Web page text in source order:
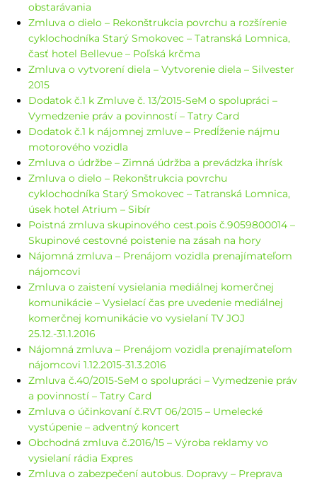
obstarávania
Zmluva o dielo – Rekonštrukcia povrchu a rozšírenie
cyklochodníka Starý Smokovec – Tatranská Lomnica,
časť hotel Bellevue – Poľská krčma
Zmluva o vytvorení diela – Vytvorenie diela – Silvester
2015
Dodatok č.1 k Zmluve č. 13/2015-SeM o spolupráci –
Vymedzenie práv a povinností – Tatry Card
Dodatok č.1 k nájomnej zmluve – Predĺženie nájmu
motorového vozidla
Zmluva o údržbe – Zimná údržba a prevádzka ihrísk
Zmluva o dielo – Rekonštrukcia povrchu
cyklochodníka Starý Smokovec – Tatranská Lomnica,
úsek hotel Atrium – Sibír
Poistná zmluva skupinového cest.pois č.9059800014 –
Skupinové cestovné poistenie na zásah na hory
Nájomná zmluva – Prenájom vozidla prenajímateľom
nájomcovi
Zmluva o zaistení vysielania mediálnej komerčnej
komunikácie – Vysielací čas pre uvedenie mediálnej
komerčnej komunikácie vo vysielaní TV JOJ
25.12.-31.1.2016
Nájomná zmluva – Prenájom vozidla prenajímateľom
nájomcovi 1.12.2015-31.3.2016
Zmluva č.40/2015-SeM o spolupráci – Vymedzenie práv
a povinností – Tatry Card
Zmluva o účinkovaní č.RVT 06/2015 – Umelecké
vystúpenie – adventný koncert
Obchodná zmluva č.2016/15 – Výroba reklamy vo
vysielaní rádia Expres
Zmluva o zabezpečení autobus. Dopravy – Preprava